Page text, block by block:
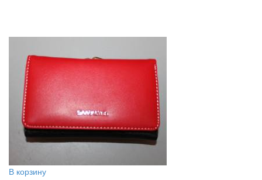
В корзину